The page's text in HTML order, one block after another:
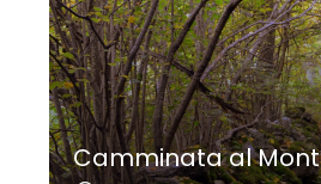
Camminata al